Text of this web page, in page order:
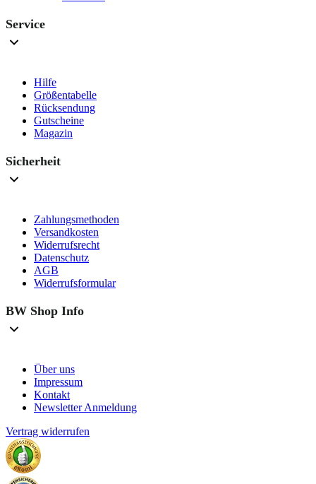
Service
Hilfe
Größentabelle
Rücksendung
Gutscheine
Magazin
Sicherheit
Zahlungsmethoden
Versandkosten
Widerrufsrecht
Datenschutz
AGB
Widerrufsformular
BW Shop Info
Über uns
Impressum
Kontakt
Newsletter Anmeldung
Vertrag widerrufen